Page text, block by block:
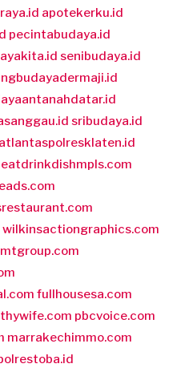
apotekerku.id
pecintabudaya.id
senibudaya.id
sribudaya.id
eatdrinkdishmpls.com
wilkinsactiongraphics.com
fullhousesa.com
pbcvoice.com
marrakechimmo.com